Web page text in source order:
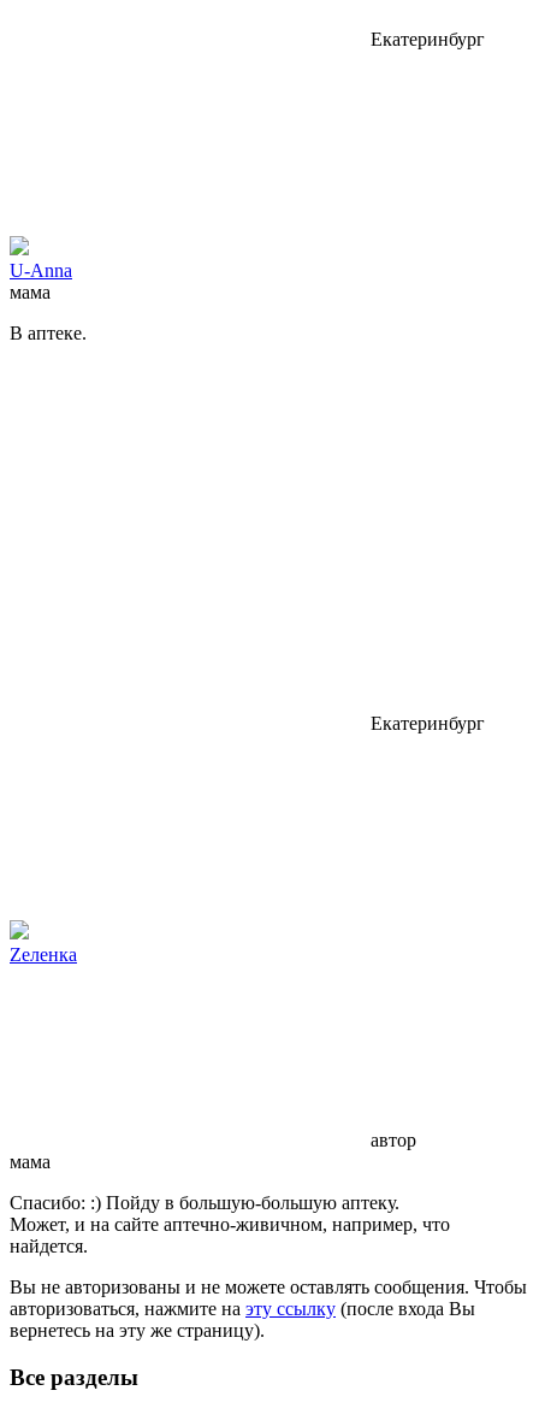
Екатеринбург
U-Anna
мама
В аптеке.
Екатеринбург
Zеленка
автор
мама
Спасибо: :) Пойду в большую-большую аптеку.
Может, и на сайте аптечно-живичном, например, что
найдется.
Вы не авторизованы и не можете оставлять сообщения. Чтобы
авторизоваться, нажмите на эту ссылку (после входа Вы
вернетесь на эту же страницу).
Все разделы